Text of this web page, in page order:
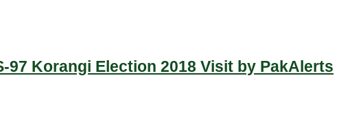
97 Korangi Election 2018 Visit by PakAlerts